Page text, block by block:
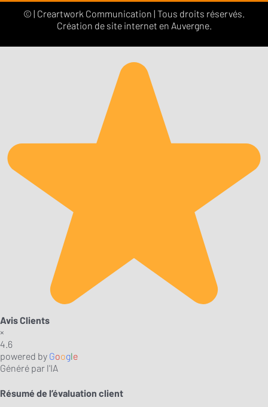
© | Creartwork Communication | Tous droits réservés.
Création de site internet en Auvergne.
Avis Clients
×
4.6
powered by Google
Généré par l'IA
Résumé de l’évaluation client